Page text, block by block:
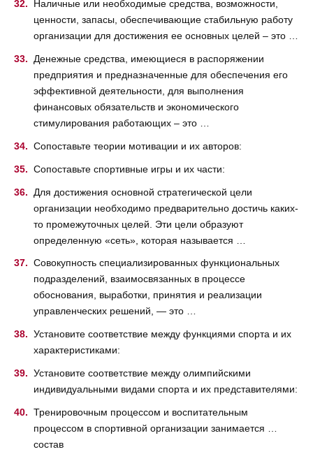
Наличные или необходимые средства, возможности,
ценности, запасы, обеспечивающие стабильную работу
организации для достижения ее основных целей – это …
Денежные средства, имеющиеся в распоряжении
предприятия и предназначенные для обеспечения его
эффективной деятельности, для выполнения
финансовых обязательств и экономического
стимулирования работающих – это …
Сопоставьте теории мотивации и их авторов:
Сопоставьте спортивные игры и их части:
Для достижения основной стратегической цели
организации необходимо предварительно достичь каких-
то промежуточных целей. Эти цели образуют
определенную «сеть», которая называется …
Совокупность специализированных функциональных
подразделений, взаимосвязанных в процессе
обоснования, выработки, принятия и реализации
управленческих решений, — это …
Установите соответствие между функциями спорта и их
характеристиками:
Установите соответствие между олимпийскими
индивидуальными видами спорта и их представителями:
Тренировочным процессом и воспитательным
процессом в спортивной организации занимается …
состав